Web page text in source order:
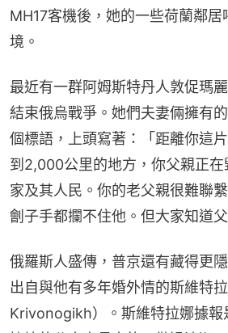
MH17客機後，她的一些荷蘭鄰居
境。
最近有一群阿姆斯特丹人敦促瑪
結束俄烏戰爭。她們夫妻倆擁有
個標語，上頭寫著：「距離你這
到2,000公里的地方，你父親正在
家及其人民。你的老父親很難聯
劊子手都攔不住他。但大家知道父
俄羅斯人盛傳，普京還有藏得更
出自與他有多年婚外情的斯維特
Krivonogikh）。斯維特拉娜據報